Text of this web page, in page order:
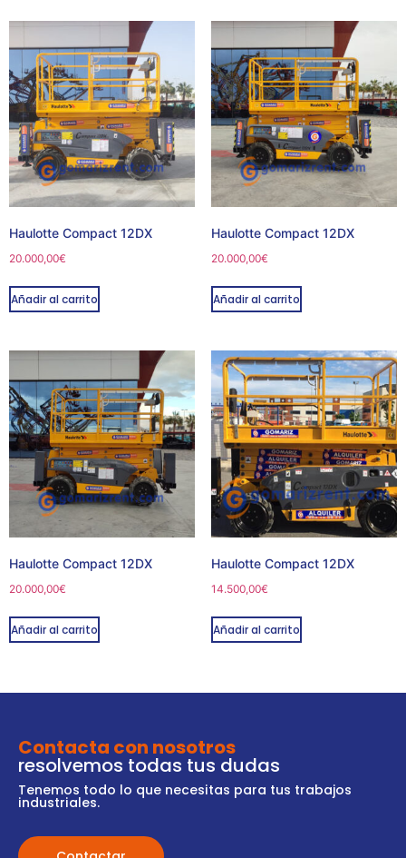
Haulotte Compact 12DX
20.000,00€
Añadir al carrito
Haulotte Compact 12DX
20.000,00€
Añadir al carrito
Haulotte Compact 12DX
20.000,00€
Añadir al carrito
Haulotte Compact 12DX
14.500,00€
Añadir al carrito
Contacta con nosotros
resolvemos todas tus dudas
Tenemos todo lo que necesitas para tus trabajos
industriales.